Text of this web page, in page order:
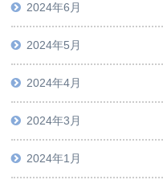
2024年6月
2024年5月
2024年4月
2024年3月
2024年1月